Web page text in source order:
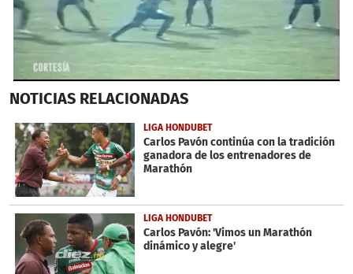
seconds
1
minute,
3
seconds
NOTICIAS RELACIONADAS
LIGA HONDUBET
Carlos Pavón continúa con la tradición
ganadora de los entrenadores de
Marathón
LIGA HONDUBET
Carlos Pavón: 'Vimos un Marathón
dinámico y alegre'